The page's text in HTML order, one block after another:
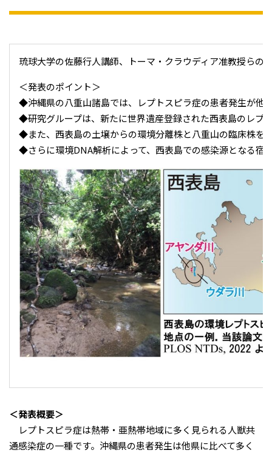
琉球大学の佐藤行人講師、トーマ・クラウディア准教授ら
＜発表のポイント＞
◆沖縄県の八重山諸島では、レプトスピラ症の患者発生が他
◆研究グループは、新たに世界遺産登録された西表島のレプ
◆また、西表島の土壌からの環境分離株と八重山の臨床株を
◆さらに環境DNA解析によって、西表島での感染源となる宿
＜発表概要＞
レプトスピラ症は熱帯・亜熱帯地域に多く見られる人獣共
通感染症の一種です。沖縄県の患者発生は他県に比べて多く